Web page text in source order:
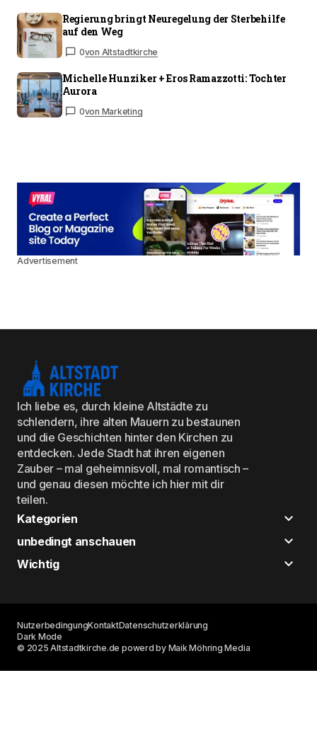
Regierung bringt Neuregelung der Sterbehilfe
auf den Weg
0von Altstadtkirche
Michelle Hunziker + Eros Ramazzotti: Tochter
Aurora
0von Marketing
Advertisement
Ich liebe es, durch kleine Altstädte zu
schlendern, ihre alten Mauern zu bestaunen
und die Geschichten hinter den Kirchen zu
entdecken. Jede Stadt hat ihren eigenen
Zauber – mal geheimnisvoll, mal romantisch –
und genau diesen möchte ich hier mit dir
teilen.
Kategorien
unbedingt anschauen
Wichtig
© 2025 Altstadtkirche.de powerd by Maik Möhring Media
NutzerbedingungKontaktDatenschutzerklärung
Dark Mode